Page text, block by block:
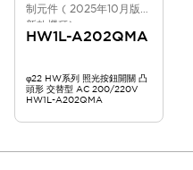
制元件 ( 2025年10月版
新款機種)
HW1L-A202QMA
φ22 HW系列 照光按鈕開關 凸
頭形 交替型 AC 200/220V
HW1L-A202QMA